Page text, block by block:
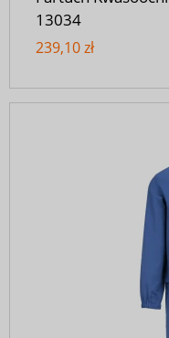
13034
239,10 zł